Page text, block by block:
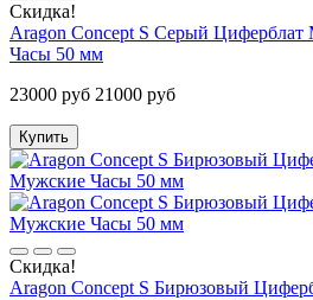
Скидка!
Aragon Concept S Серый
Часы 50 мм
23000 руб 21000 руб
Купить
Скидка!
Aragon Concept S Бирюзовый